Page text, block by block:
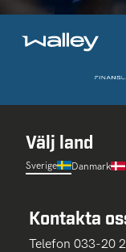
Välj land
Sverige Danmark
Kontakta
Telefon 033-20